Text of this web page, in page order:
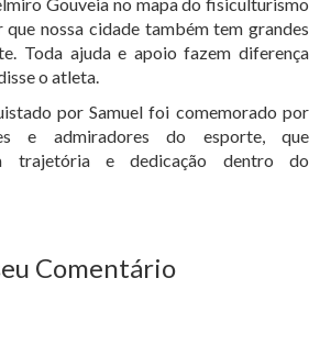
nossa cidade também tem grandes
Toda ajuda e apoio fazem diferença
o atleta.
por Samuel foi comemorado por
e admiradores do esporte, que
trajetória e dedicação dentro do
Comentário